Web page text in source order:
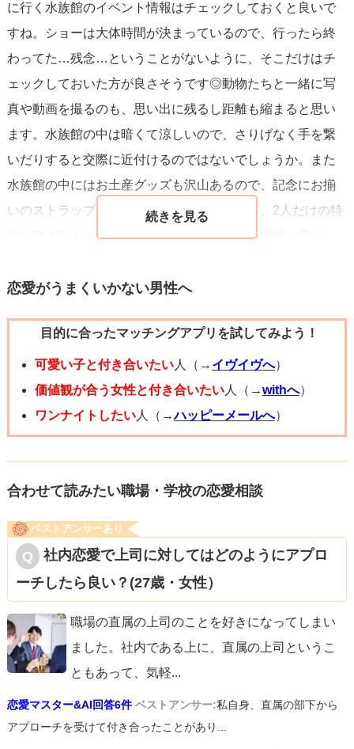
に行く水族館のイベント情報はチェックしておくと良いで
すね。ショーは大体時間が決まっているので、行ったら終
わってた…残念…ということがないように、そこだけはチ
ェックしておいた方が良さそうです◎動物たちと一緒に写
真や動画を撮るのも、思い出に残るし距離も縮まると思い
ます。水族館の中は暗くて涼しいので、さりげなく手を繋
いだりすると交際に近付けるのではないでしょうか。また
水族館の中にはお土産グッズも沢山あるので、記念にお揃
いのストラップやぬいぐるみを購入するのも、2人だけの特
別なアイテムになるのでオススメです！私も実際に若い
ひやってみてください。応援しています！
恋愛がうまくいかない男性へ
目的に合ったマッチングアプリを試してみよう！
可愛い子と付き合いたい人（→ イヴイヴへ）
価値観が合う女性と付き合いたい人（→withへ）
ワンナイトしたい人（→ハッピーメールへ）
合わせて読みたい職場・学校の恋愛相談
ベストアンサーあり
社内恋愛で上司に対してはどのようにアプロ
ーチしたら良い？(27歳・女性）
職場の直属の上司のことを好きになってしまい
ました。社内である上に、直属の上司というこ
ともあって、気軽...
恋愛マスター&AI回答6件 ベストアンサー:私自身、直属の部下から
アプローチを受けて付き合ったことがあり...